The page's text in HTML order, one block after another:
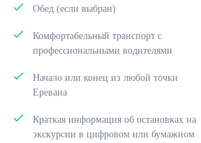
Обед (если выбран)
Комфортабельный транспорт с
профессиональными водителями
Начало или конец из любой точки
Еревана
Краткая информация об остановках на
экскурсии в цифровом или бумажном